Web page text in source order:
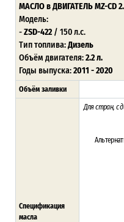
МАСЛО в ДВИГАТЕЛЬ MZ-CD
Модель:
-ZSD-422 / 150 л.с.
Тип топлива:Дизель
Объём двигателя:2.2 л.
Годы выпуска:2011 - 2020
Объём заливки
Спецификация
масла
Для стран, с